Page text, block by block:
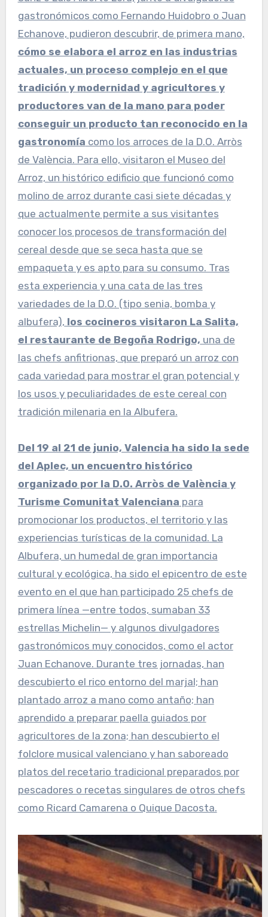
gastronómicos como Fernando Huidobro o Juan
Echanove, pudieron descubrir, de primera mano,
cómo se elabora el arroz en las industrias
actuales, un proceso complejo en el que
tradición y modernidad y agricultores y
productores van de la mano para poder
conseguir un producto tan reconocido en la
gastronomía como los arroces de la D.O. Arròs
de València. Para ello, visitaron el Museo del
Arroz, un histórico edificio que funcionó como
molino de arroz durante casi siete décadas y
que actualmente permite a sus visitantes
conocer los procesos de transformación del
cereal desde que se seca hasta que se
empaqueta y es apto para su consumo. Tras
esta experiencia y una cata de las tres
variedades de la D.O. (tipo senia, bomba y
albufera), los cocineros visitaron La Salita,
el restaurante de Begoña Rodrigo, una de
las chefs anfitrionas, que preparó un arroz con
cada variedad para mostrar el gran potencial y
los usos y peculiaridades de este cereal con
tradición milenaria en la Albufera.
Del 19 al 21 de junio, Valencia ha sido la sede
del Aplec, un encuentro histórico
organizado por la D.O. Arròs de València y
Turisme Comunitat Valenciana para
promocionar los productos, el territorio y las
experiencias turísticas de la comunidad. La
Albufera, un humedal de gran importancia
cultural y ecológica, ha sido el epicentro de este
evento en el que han participado 25 chefs de
primera línea —entre todos, sumaban 33
estrellas Michelin— y algunos divulgadores
gastronómicos muy conocidos, como el actor
Juan Echanove. Durante tres jornadas, han
descubierto el rico entorno del marjal; han
plantado arroz a mano como antaño; han
aprendido a preparar paella guiados por
agricultores de la zona; han descubierto el
folclore musical valenciano y han saboreado
platos del recetario tradicional preparados por
pescadores o recetas singulares de otros chefs
como Ricard Camarena o Quique Dacosta.